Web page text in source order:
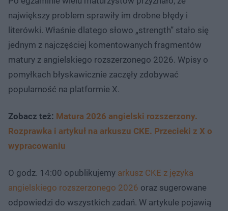
największy problem sprawiły im drobne błędy i
literówki. Właśnie dlatego słowo „strength” stało się
jednym z najczęściej komentowanych fragmentów
matury z angielskiego rozszerzonego 2026. Wpisy o
pomyłkach błyskawicznie zaczęły zdobywać
popularność na platformie X.
Zobacz też: Matura 2026 angielski rozszerzony.
Rozprawka i artykuł na arkuszu CKE. Przecieki z X o
wypracowaniu
O godz. 14:00 opublikujemy arkusz CKE z języka
angielskiego rozszerzonego 2026 oraz sugerowane
odpowiedzi do wszystkich zadań. W artykule pojawią